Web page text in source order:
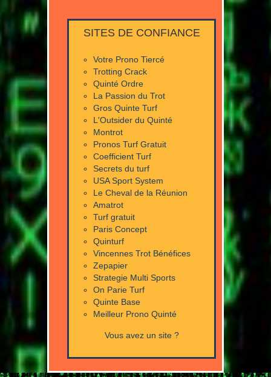
SITES DE CONFIANCE
Votre Prono Tiercé
Trotting Crack
Quinté Ordre
La Passion du Trot
Gros Quinte Turf
L'Outsider du Quinté
Montrot
Pronos Turf Gratuit
Coefficient Turf
Secrets du turf
USA Sport System
Le Cheval de la Réunion
Amatrot
Turf gratuit
Paris Concept
Quinturf
Vincennes Trot Bénéfices
Zepapier
Strategie Multi Sports
On Parie Turf
Quinte Base
Meilleur Prono Quinté
Vous avez un site ?